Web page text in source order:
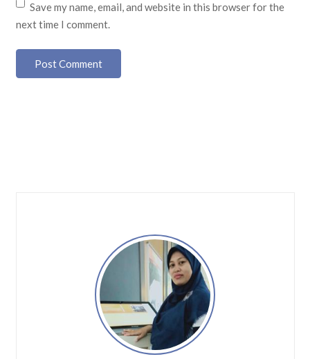
Save my name, email, and website in this browser for the
next time I comment.
Post Comment